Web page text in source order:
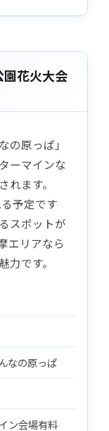
花火大会
の原っぱ」
ーマインな
れます。
予定です
スポットが
エリアなら
です。
なの原っぱ
ン会場有料